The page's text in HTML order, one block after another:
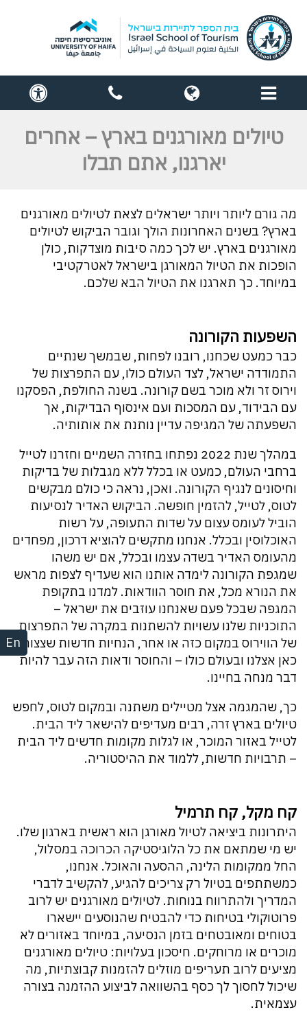
En
תפריט globe
contact
us
טיולים מאורגנים בארץ – אחרים
יארגנו, אתם תבלו
מה גורם ליותר ויותר ישראלים לצאת לטיולים מאורגנים
בארץ? בשנים האחרונות הולך וגובר הביקוש לטיולים
מאורגנים בארץ. יש לכך כמה סיבות מוצדקות, כולן
הופכות את הטיול המאורגן בישראל לאטרקטיבי
במיוחד. כך תארגנו את הטיול הבא שלכם.
השפעות הקורונה
כבר כמעט שכחנו, רובנו לפחות, שבמשך שנתיים
התמודדה ישראל, לצד העולם כולו, עם התפרצות של
וירוס זר ולא מוכר בשם קורונה. בשנה החולפת, הפסקנו
עם הבידוד, עם המסכות ועם אינסוף הבדיקות, אך
השפעתה של המגיפה עדיין נותנת את אותותיה.
במהלך שנת 2022 נפתחו בחזרה השמיים וחזרנו לטייל
ברחבי העולם, כמעט או בכלל ללא מגבלות של בדיקות
וחיסונים לנגיף הקורונה. ואכן, נראה כי כולם מבקשים
לטוס, לטייל, להזמין חופשה. הביקוש האדיר לנסיעות
הוביל לעומס עצום על שדות התעופה, על רשות
האוכלוסין ובכלל. אנחנו מתקשים להוציא דרכון, מפחדים
מהעומס האדיר בשדה עצמו ובכלל, אם יש משהו
שמגפת הקורונה לימדה אותנו הוא שעדיף לצפות מראש
את הנורא מכל, את חוסר הוודאות. למדנו בתקופת
המגפה שבכל פעם שאנחנו עוזבים את ישראל –
התוכניות שלנו עשויות להשתנות במקרה של התפרצות
של הווירוס במקום כזה או אחר, הנחיות חדשות שצצות
כאן אצלנו ובעולם כולו – והחוסר ודאות הזה עבר להיות
דבר מנחה בחיינו.
כך, שהמגמה אצל מטיילים משתנה ובמקום לטוס, לחפש
טיולים בארץ זרה, רבים מעדיפים להישאר ליד הבית.
לטייל באזור המוכר, או לגלות מקומות חדשים ליד הבית
– תרבויות חדשות, ללמוד את ההיסטוריה.
קח מקל, קח תרמיל
היתרונות ביציאה לטיול מאורגן הוא ראשית בארגון שלו.
יש מי שמתאם את כל הלוגיסטיקה הכרוכה במסלול,
החל ממקומות הלינה, ההסעה והאוכל. אנחנו,
כמשתתפים בטיול רק צריכים להגיע, להקשיב לדברי
המדריך ולהתרווח בנוחות. לטיולים מאורגנים יש לרוב
פרוטוקולי בטיחות כדי להבטיח שהנוסעים יישארו
בטוחים ומאובטחים בזמן הנסיעה, במיוחד באזורים לא
מוכרים או מרוחקים. חיסכון בעלויות: טיולים מאורגנים
מציעים לרוב תעריפים מוזלים להזמנות קבוצתיות, מה
שיכול לחסוך לך כסף בהשוואה לביצוע ההזמנה בצורה
עצמאית.